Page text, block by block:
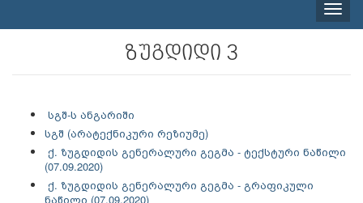
Toggle
ზუგდიდი 3
სგშ-ს ანგარიში
სგშ (არატექნიკური რეზიუმე)
ქ. ზუგდიდის გენერალური გეგმა - ტექსტური ნაწილი
(07.09.2020)
ქ. ზუგდიდის გენერალური გეგმა - გრაფიკული
ნაწილი (07.09.2020)